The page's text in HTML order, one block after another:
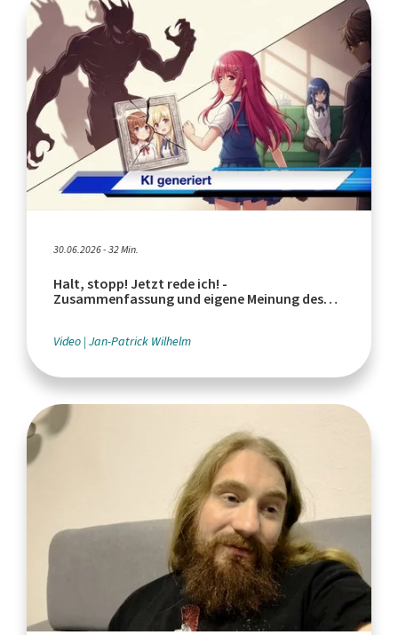
30.06.2026 - 32 Min.
Halt, stopp! Jetzt rede ich! -
Zusammenfassung und eigene Meinung des
Video Jan-Patrick Wilhelm